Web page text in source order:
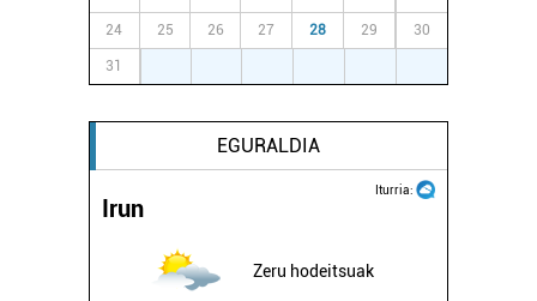
24 25 26 27 28 29 30
31
EGURALDIA
Iturria:
Irun
Zeru hodeitsuak